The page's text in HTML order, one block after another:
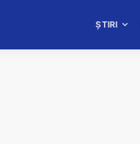
ȘTIRI